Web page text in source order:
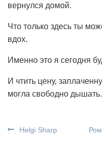
вернулся домой.
Что только здесь ты
вдох.
Именно это я сегодня
И чтить цену,
могла свободно дышать.
Helgi Sharp